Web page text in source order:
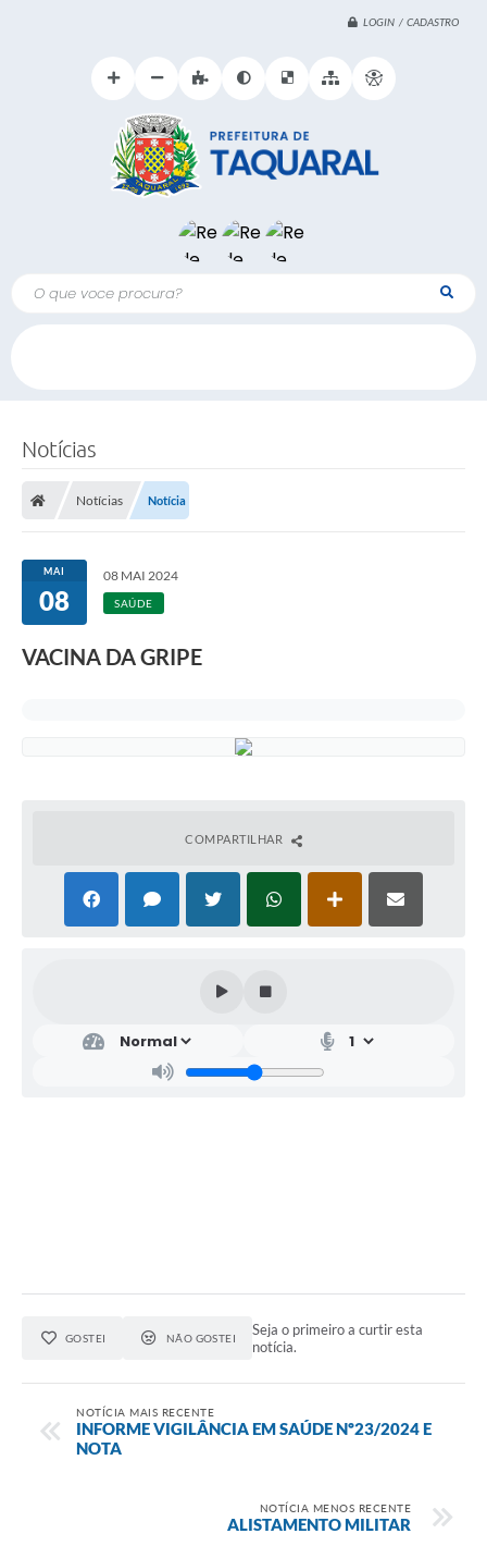
LOGIN / CADASTRO
O que voce procura?
Notícias
Notícias Notícia
MAI
08
08 MAI 2024
SAÚDE
VACINA DA GRIPE
COMPARTILHAR
GOSTEI NÃO GOSTEI
Seja o primeiro a curtir esta
notícia.
NOTÍCIA MAIS RECENTE
INFORME VIGILÂNCIA EM SAÚDE Nº23/2024 E
NOTA
NOTÍCIA MENOS RECENTE
ALISTAMENTO MILITAR